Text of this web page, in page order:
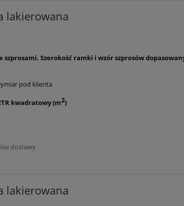
lakierowana
szprosami. Szerokość ramki i wzór szprosów
pod klienta
kwadratowy (m2)
dostawy
lakierowana